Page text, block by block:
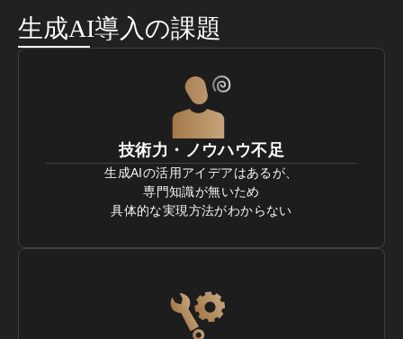
生成AI導入の課題
技術力・ノウハウ不足
生成AIの活用アイデアはあるが、
専門知識が無いため
具体的な実現方法がわからない